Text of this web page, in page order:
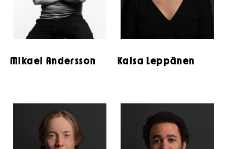
Mikael Andersson Kaisa Leppänen